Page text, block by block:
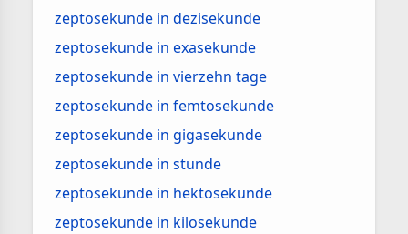
zeptosekunde in dezisekunde
zeptosekunde in exasekunde
zeptosekunde in vierzehn tage
zeptosekunde in femtosekunde
zeptosekunde in gigasekunde
zeptosekunde in stunde
zeptosekunde in hektosekunde
zeptosekunde in kilosekunde